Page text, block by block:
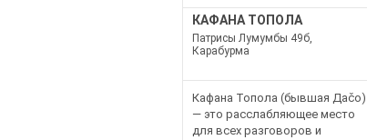
КАФАНА ТОПОЛА
Патрисы Лумумбы 49б,
Карабурма
Кафана Топола (бывшая Даčo)
— это расслабляющее место
для всех разговоров и